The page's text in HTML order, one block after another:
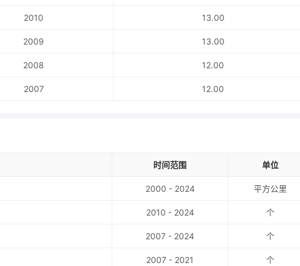
2010 13.00
2009 13.00
2008 12.00
2007 12.00
时间范围 单位
2000 - 2024 平方公里
2010 - 2024 个
2007 - 2024 个
2007 - 2021 个